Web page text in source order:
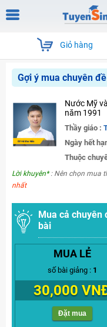
Giỏ hàng
Gợi ý mua chuyên đề
Nước Mỹ
năm 1991
Thầy giáo :
Ngày hết
Thuộc
Lời khuyên*: Nên chọn mua
nhất
Mua cả chuyên
bài
MUA LẺ
số bài giảng : 1
30,000
Đặt mua